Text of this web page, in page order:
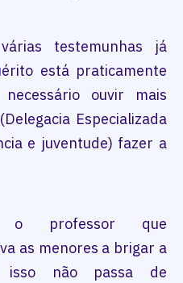
testemunhas já
está praticamente
ouvir mais
Especializada
e juventude) fazer a
o professor que
as menores a brigar a
isso não passa de